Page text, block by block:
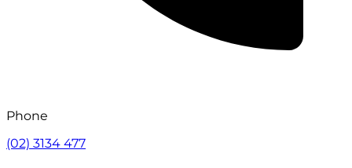
Phone
(02) 3134 477